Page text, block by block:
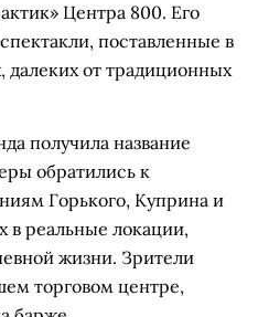
Центра 800. Его
поставленные в
далеких от традиционных
получила название
обратились к
Горького, Куприна и
в реальные локации,
жизни. Зрители
торговом центре,